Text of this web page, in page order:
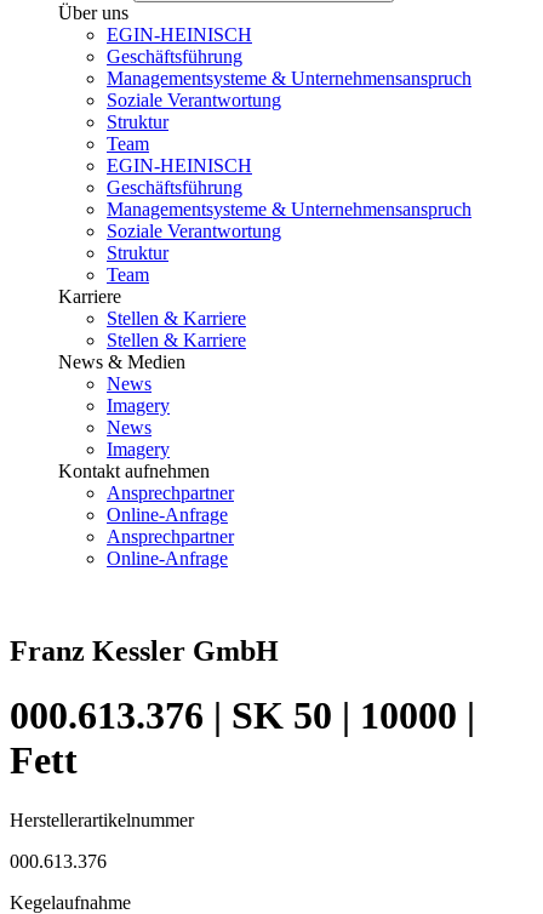
Über uns
EGIN-HEINISCH
Geschäftsführung
Managementsysteme & Unternehmensanspruch
Soziale Verantwortung
Struktur
Team
EGIN-HEINISCH
Geschäftsführung
Managementsysteme & Unternehmensanspruch
Soziale Verantwortung
Struktur
Team
Karriere
Stellen & Karriere
Stellen & Karriere
News & Medien
News
Imagery
News
Imagery
Kontakt aufnehmen
Ansprechpartner
Online-Anfrage
Ansprechpartner
Online-Anfrage
Franz Kessler GmbH
000.613.376 | SK 50 | 10000 |
Fett
Herstellerartikelnummer
000.613.376
Kegelaufnahme